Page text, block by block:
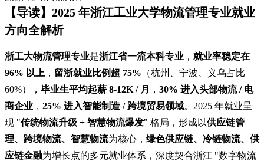
【导读】2025 年浙江工业大学物流管理专业就业
方向全解析
浙工大物流管理专业是浙江省一流本科专业 ， 就业率稳定在
96% 以上 ， 留浙就业比例超 75% （杭州、宁波、义乌占比
60%）， 毕业生平均起薪 8-12K / 月 ， 30% 进入头部物流 / 电
商企业 ， 25% 进入智能制造 / 跨境贸易领域。2025 年就业呈
现 "传统物流升级 + 智慧物流爆发" 格局，形成以供应链管
理、跨境物流、智慧物流为核心， 绿色供应链、冷链物流、供
应链金融为增长点的多元就业体系，深度契合浙江 "数字物流